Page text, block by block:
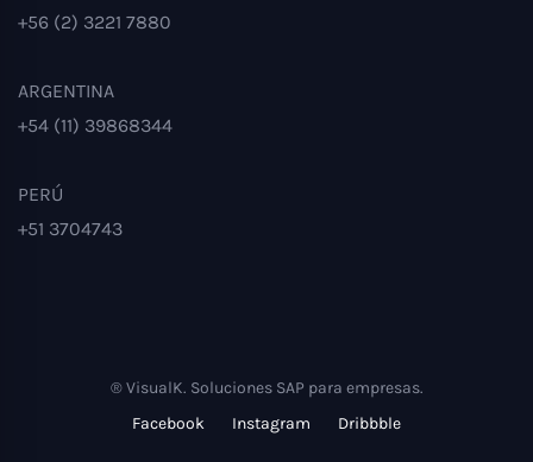
+56 (2) 3221 7880
ARGENTINA
+54 (11) 39868344
PERÚ
+51 3704743
® VisualK. Soluciones SAP para empresas.
Facebook
Instagram Dribbble